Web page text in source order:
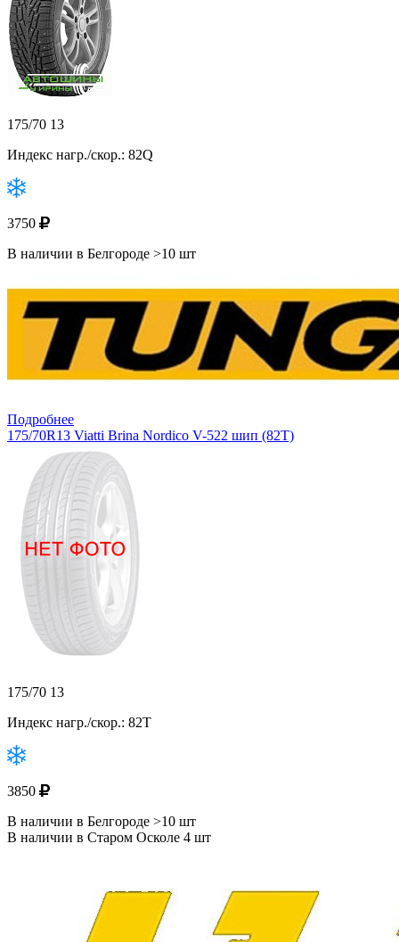
175/70 13
Индекс нагр./скор.: 82Q
3750
В наличии в Белгороде >10 шт
Подробнее
175/70R13 Viatti Brina Nordico V-522 шип (82T)
175/70 13
Индекс нагр./скор.: 82T
3850
В наличии в Белгороде >10 шт
В наличии в Старом Осколе 4 шт